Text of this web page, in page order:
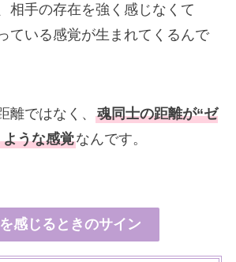
相手の存在を強く感じなくて
ている感覚が生まれてくるんで
離ではなく、
魂同士の距離が“ゼ
うな感覚なんです。
感じるときのサイン